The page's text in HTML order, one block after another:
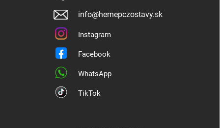
info@hernepczostavy.sk
Instagram
Facebook
WhatsApp
TikTok